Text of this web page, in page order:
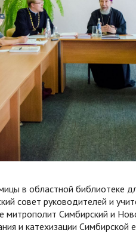
в областной библиотеке
совет руководителей и
митрополит Симбирский и
и катехизации Симбирской